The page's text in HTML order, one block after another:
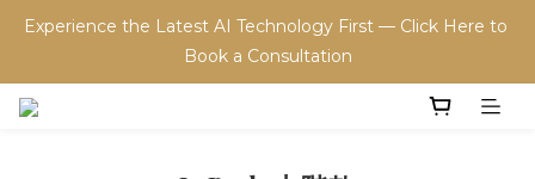
Experience the Latest AI Technology First — Click Here to
Book a Consultation